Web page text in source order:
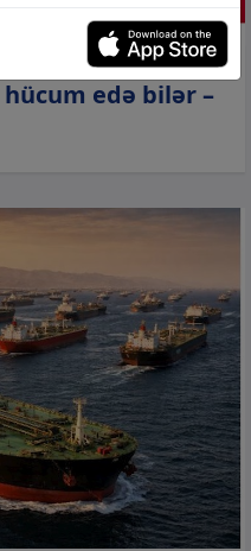
hücum edə bilər –